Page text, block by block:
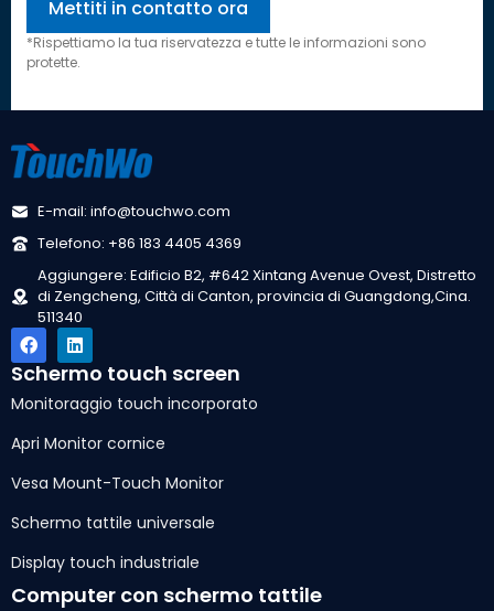
*Rispettiamo la tua riservatezza e tutte le informazioni sono
protette.
E-mail: info@touchwo.com
Telefono: +86 183 4405 4369
Aggiungere: Edificio B2, #642 Xintang Avenue Ovest, Distretto
di Zengcheng, Città di Canton, provincia di Guangdong,Cina.
511340
Schermo touch screen
Monitoraggio touch incorporato
Apri Monitor cornice
Vesa Mount-Touch Monitor
Schermo tattile universale
Display touch industriale
Computer con schermo tattile